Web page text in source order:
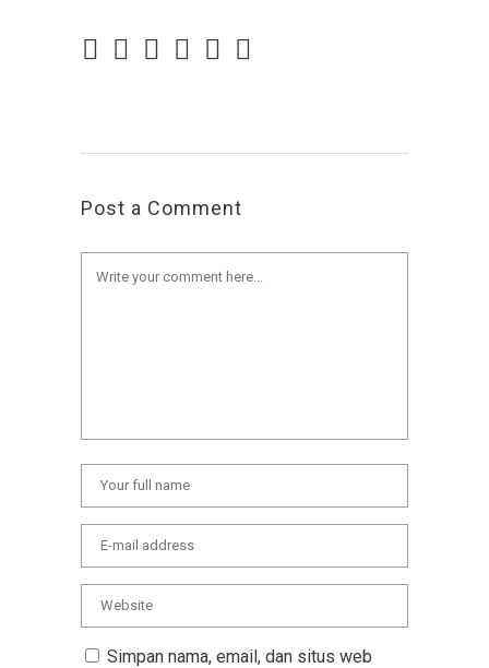
Post a Comment
Simpan nama, email, dan situs web